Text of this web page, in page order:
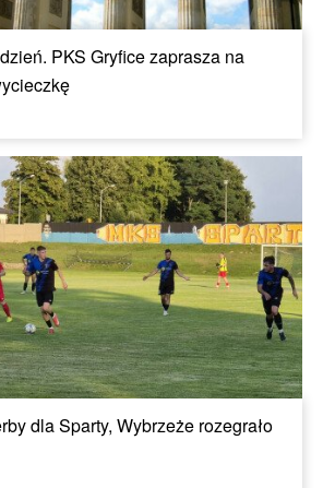
PKS Gryfice zaprasza na
dla Sparty, Wybrzeże rozegrało